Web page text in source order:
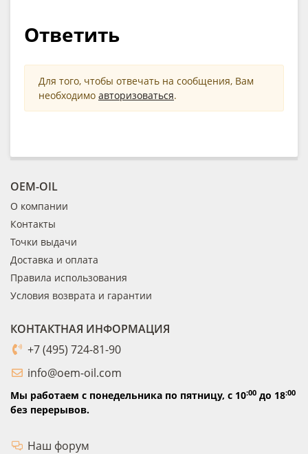
Ответить
Для того, чтобы отвечать на сообщения, Вам
необходимо авторизоваться.
OEM-OIL
О компании
Контакты
Точки выдачи
Доставка и оплата
Правила использования
Условия возврата и гарантии
КОНТАКТНАЯ ИНФОРМАЦИЯ
+7 (495) 724-81-90
info@oem-oil.com
Мы работаем с понедельника по пятницу, с 10:00 до 18:00
без перерывов.
Наш форум